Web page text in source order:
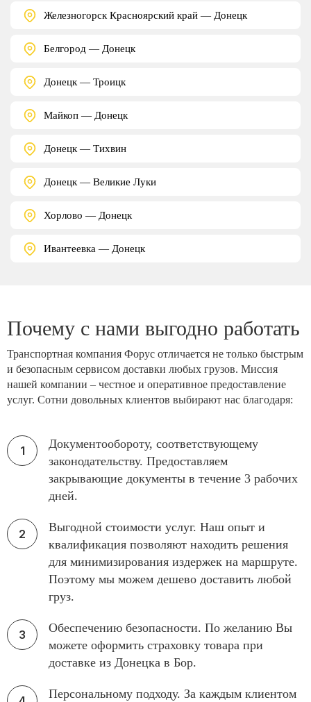
Железногорск Красноярский край — Донецк
Белгород — Донецк
Донецк — Троицк
Майкоп — Донецк
Донецк — Тихвин
Донецк — Великие Луки
Хорлово — Донецк
Ивантеевка — Донецк
Почему с нами выгодно работать
Транспортная компания Форус отличается не только быстрым
и безопасным сервисом доставки любых грузов. Миссия
нашей компании – честное и оперативное предоставление
услуг. Сотни довольных клиентов выбирают нас благодаря:
Документообороту, соответствующему
законодательству. Предоставляем
закрывающие документы в течение 3 рабочих
дней.
Выгодной стоимости услуг. Наш опыт и
квалификация позволяют находить решения
для минимизирования издержек на маршруте.
Поэтому мы можем дешево доставить любой
груз.
Обеспечению безопасности. По желанию Вы
можете оформить страховку товара при
доставке из Донецка в Бор.
Персональному подходу. За каждым клиентом